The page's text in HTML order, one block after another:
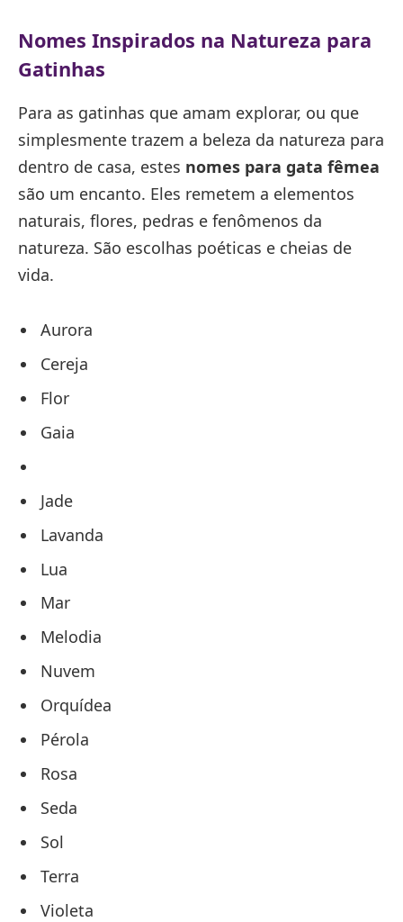
Nomes Inspirados na Natureza para
Gatinhas
Para as gatinhas que amam explorar, ou que
simplesmente trazem a beleza da natureza para
dentro de casa, estes nomes para gata fêmea
são um encanto. Eles remetem a elementos
naturais, flores, pedras e fenômenos da
natureza. São escolhas poéticas e cheias de
vida.
Aurora
Cereja
Flor
Gaia
Jade
Lavanda
Lua
Mar
Melodia
Nuvem
Orquídea
Pérola
Rosa
Seda
Sol
Terra
Violeta